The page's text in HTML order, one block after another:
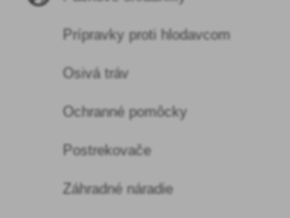
Prípravky proti hlodavcom
Osivá tráv
Ochranné pomôcky
Postrekovače
Záhradné náradie